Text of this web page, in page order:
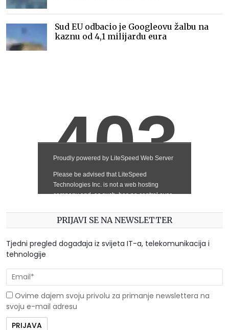
Sud EU odbacio je Googleovu žalbu na
kaznu od 4,1 milijardu eura
PRIJAVI SE NA NEWSLETTER
Tjedni pregled događaja iz svijeta IT-a, telekomunikacija i
tehnologije
Ovime dajem svoju privolu za primanje newslettera na
svoju e-mail adresu